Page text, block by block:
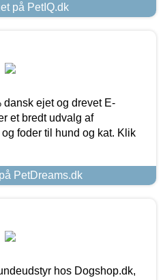
på PetIQ.dk
dansk ejet og drevet E-
et bredt udvalg af
foder til hund og kat. Klik
PetDreams.dk
hos Dogshop.dk,